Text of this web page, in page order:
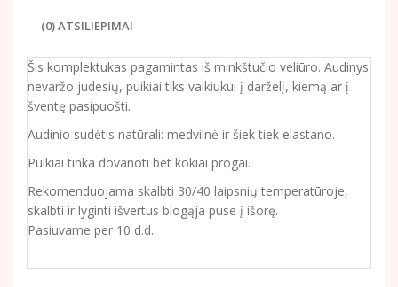
(0) ATSILIEPIMAI
Šis komplektukas pagamintas iš minkštučio veliūro. Audinys
nevaržo judesių, puikiai tiks vaikiukui į darželį, kiemą ar į
šventę pasipuošti.
Audinio sudėtis natūrali: medvilnė ir šiek tiek elastano.
Puikiai tinka dovanoti bet kokiai progai.
Rekomenduojama skalbti 30/40 laipsnių temperatūroje,
skalbti ir lyginti išvertus blogąja puse į išorę.
Pasiuvame per 10 d.d.